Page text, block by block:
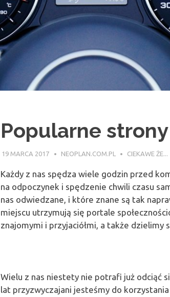
Popularne
19 MARCA 2017 NEOPLAN.COM.PL CIEKAWE ŻE...
Każdy z nas spędza wiele godzin przed
na odpoczynek i spędzenie chwili czasu
nas odwiedzane, i które znane są tak
miejscu utrzymują się portale
znajomymi i przyjaciółmi, a także dzielimy
Wielu z nas niestety nie potrafi już odciąć
lat przyzwyczajani jesteśmy do